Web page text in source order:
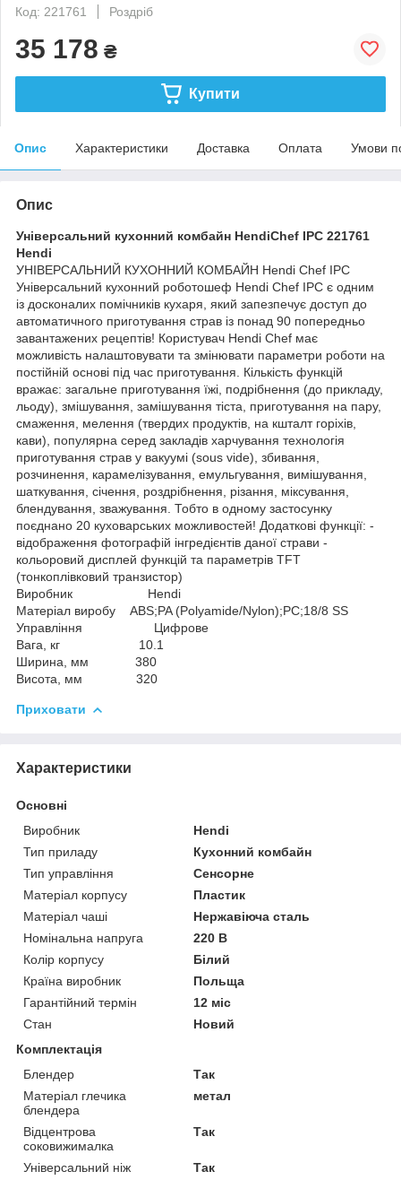
Код: 221761
Роздріб
35 178 ₴
Купити
Опис Характеристики Доставка Оплата Умови
Опис
Універсальний кухонний комбайн HendiChef IPC 221761
Hendi
УНІВЕРСАЛЬНИЙ КУХОННИЙ КОМБАЙН Hendi Chef IPC
Універсальний кухонний роботошеф Hendi Chef IPC є одним
із досконалих помічників кухаря, який запезпечує доступ до
автоматичного приготування страв із понад 90 попередньо
завантажених рецептів! Користувач Hendi Chef має
можливість налаштовувати та змінювати параметри роботи на
постійній основі під час приготування. Кількість функцій
вражає: загальне приготування їжі, подрібнення (до прикладу,
льоду), змішування, замішування тіста, приготування на пару,
смаження, мелення (твердих продуктів, на кшталт горіхів,
кави), популярна серед закладів харчування технологія
приготування страв у вакуумі (sous vide), збивання,
розчинення, карамелізування, емульгування, вимішування,
шаткування, січення, роздрібнення, різання, міксування,
блендування, зважування. Тобто в одному застосунку
поєднано 20 куховарських можливостей! Додаткові функції: -
відображення фотографій інгредієнтів даної страви -
кольоровий дисплей функцій та параметрів TFT
(тонкоплівковий транзистор)
Виробник Hendi
Матеріал виробу ABS;PA (Polyamide/Nylon);PC;18/8 SS
Управління Цифрове
Вага, кг 10.1
Ширина, мм 380
Висота, мм 320
Приховати
Характеристики
Основні
Виробник
Hendi
Тип приладу
Кухонний комбайн
Тип управління
Сенсорне
Матеріал корпусу
Пластик
Матеріал чаші
Нержавіюча сталь
Номінальна напруга
220 В
Колір корпусу
Білий
Країна виробник
Польща
Гарантійний термін
12 міс
Стан
Новий
Комплектація
Блендер
Так
Матеріал глечика
блендера
метал
Відцентрова
соковижималка
Так
Універсальний ніж
Так